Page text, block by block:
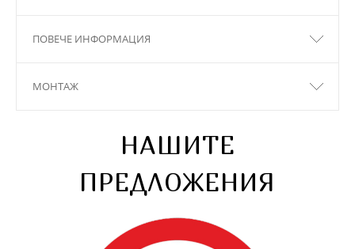
ПОВЕЧЕ ИНФОРМАЦИЯ
МОНТАЖ
НАШИТЕ
ПРЕДЛОЖЕНИЯ